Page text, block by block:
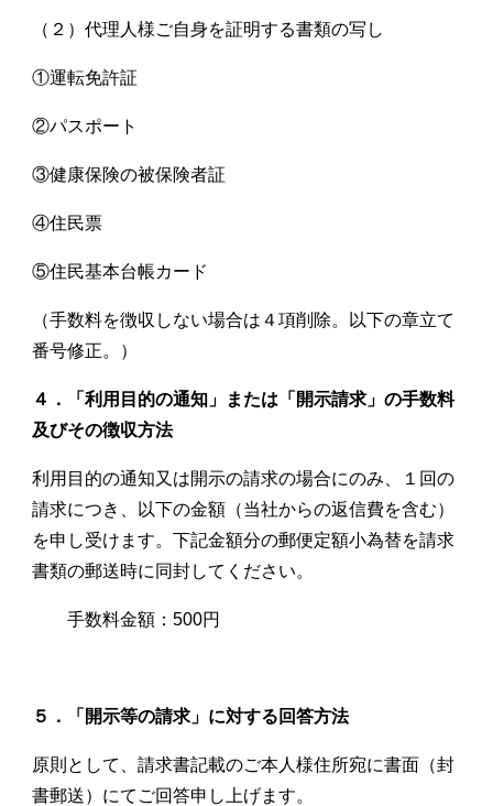
（２）代理人様ご自身を証明する書類の写し
①運転免許証
②パスポート
③健康保険の被保険者証
④住民票
⑤住民基本台帳カード
（手数料を徴収しない場合は４項削除。以下の章立て
番号修正。）
４．「利用目的の通知」または「開示請求」の手数料
及びその徴収方法
利用目的の通知又は開示の請求の場合にのみ、１回の
請求につき、以下の金額（当社からの返信費を含む）
を申し受けます。下記金額分の郵便定額小為替を請求
書類の郵送時に同封してください。
手数料金額： 500円
５．「開示等の請求」に対する回答方法
原則として、請求書記載のご本人様住所宛に書面（封
書郵送）にてご回答申し上げます。